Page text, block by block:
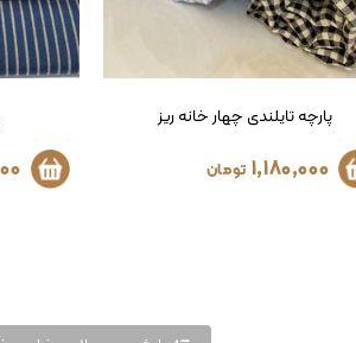
پارچه تایلندی خطی
1,180,000 تومان